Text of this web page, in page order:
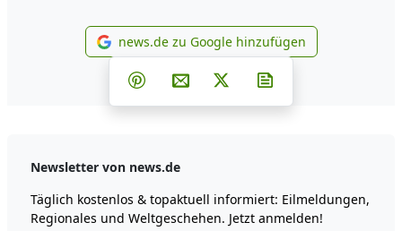
news.de zu Google
news.de zu Google hinzufügen
Teilen auf Facebook
Teilen auf Whatsapp
Teilen auf Telegram
Teilen auf Pinterest
Per E-Mail teilen
Post auf X
Newsletter von news.de
Täglich kostenlos & topaktuell informiert: Eilmeldungen,
Regionales und Weltgeschehen. Jetzt anmelden!